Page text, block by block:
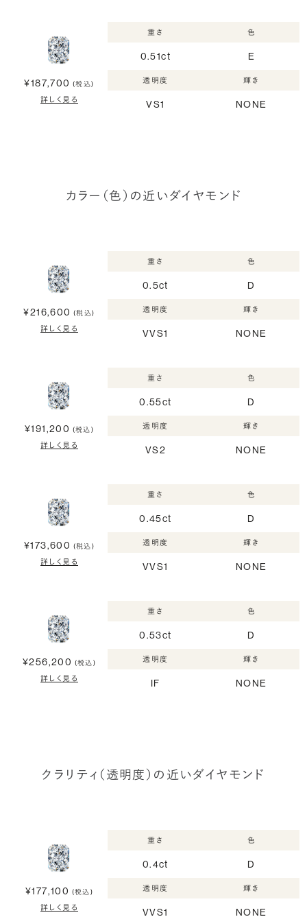
¥187,700 (税込)
詳しく見る
重さ
0.51ct
色
E
透明度
VS1
輝き
NONE
カラー（色）の近いダイヤモンド
¥216,600 (税込)
詳しく見る
重さ
0.5ct
色
D
透明度
VVS1
輝き
NONE
¥191,200 (税込)
詳しく見る
重さ
0.55ct
色
D
透明度
VS2
輝き
NONE
¥173,600 (税込)
詳しく見る
重さ
0.45ct
色
D
透明度
VVS1
輝き
NONE
¥256,200 (税込)
詳しく見る
重さ
0.53ct
色
D
透明度
IF
輝き
NONE
クラリティ（透明度）の近いダイヤモンド
¥177,100 (税込)
詳しく見る
重さ
0.4ct
色
D
透明度
VVS1
輝き
NONE